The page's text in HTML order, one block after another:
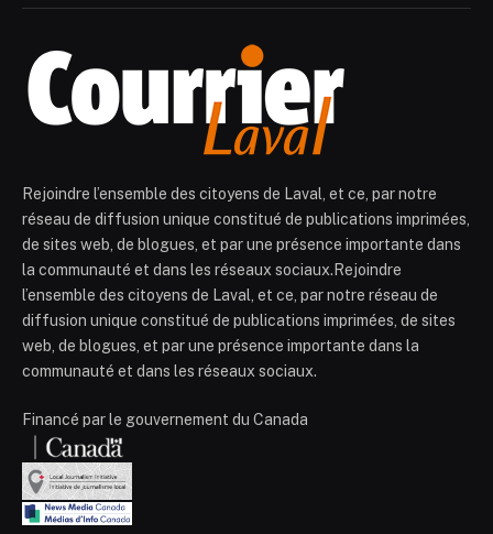
Rejoindre l’ensemble des citoyens de Laval, et ce, par notre
réseau de diffusion unique constitué de publications imprimées,
de sites web, de blogues, et par une présence importante dans
la communauté et dans les réseaux sociaux.Rejoindre
l’ensemble des citoyens de Laval, et ce, par notre réseau de
diffusion unique constitué de publications imprimées, de sites
web, de blogues, et par une présence importante dans la
communauté et dans les réseaux sociaux.
Financé par le gouvernement du Canada